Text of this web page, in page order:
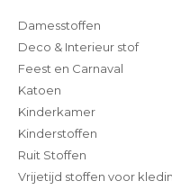
Damesstoffen
Deco & Interieur stof
Feest en Carnaval
Katoen
Kinderkamer
Kinderstoffen
Ruit Stoffen
Vrijetijd stoffen voor